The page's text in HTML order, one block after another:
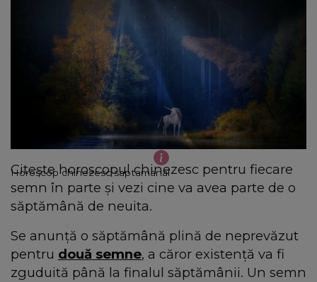
Horoscop chinezesc saptamanal
Citește horoscopul chinezesc pentru fiecare
semn în parte și vezi cine va avea parte de o
săptămână de neuita.
Se anunță o săptămână plină de neprevăzut
pentru două semne, a căror existență va fi
zguduită până la finalul săptămânii. Un semn